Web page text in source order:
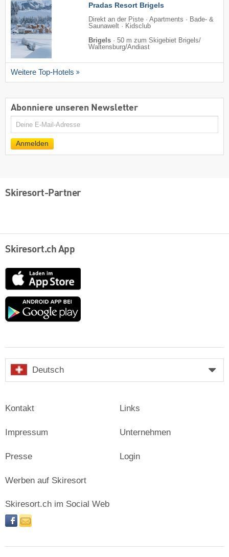
Pradas Resort Brigels
Direkt an der Piste · Apartments · Bade- &
Saunawelt · Kidsclub
Brigels · 50 m zum Skigebiet Brigels/​
Waltensburg/​Andiast
Weitere Top-Hotels
Abonniere unseren Newsletter
E-
Anmelden
Skiresort-Partner
Skiresort.ch App
App
Store
Google
Deutsch
Kontakt
Impressum
Presse
Links
Unternehmen
Login
Werben auf Skiresort
Skiresort.ch im Social Web
facebooknewsletter